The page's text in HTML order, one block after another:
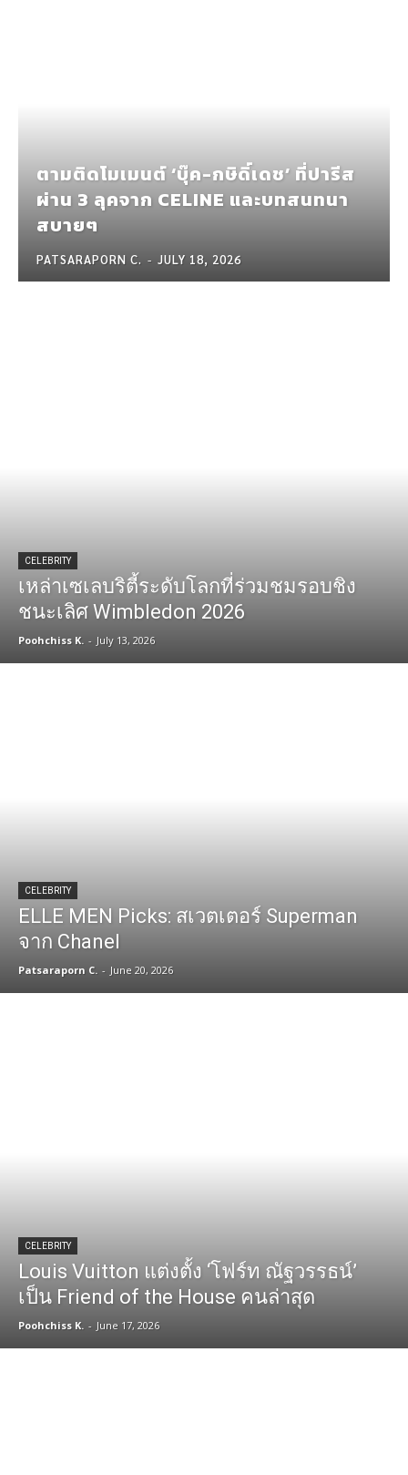
ตามติดโมเมนต์ ‘บุ๊ค-กษิดิ์เดช’ ที่ปารีส
ผ่าน 3 ลุคจาก CELINE และบทสนทนา
สบายๆ
PATSARAPORN C. - JULY 18, 2026
CELEBRITY
เหล่าเซเลบริตี้ระดับโลกที่ร่วมชมรอบชิง
ชนะเลิศ Wimbledon 2026
Poohchiss K. - July 13, 2026
CELEBRITY
ELLE MEN Picks: สเวตเตอร์ Superman
จาก Chanel
Patsaraporn C. - June 20, 2026
CELEBRITY
Louis Vuitton แต่งตั้ง ‘โฟร์ท ณัฐวรรธน์’
เป็น Friend of the House คนล่าสุด
Poohchiss K. - June 17, 2026